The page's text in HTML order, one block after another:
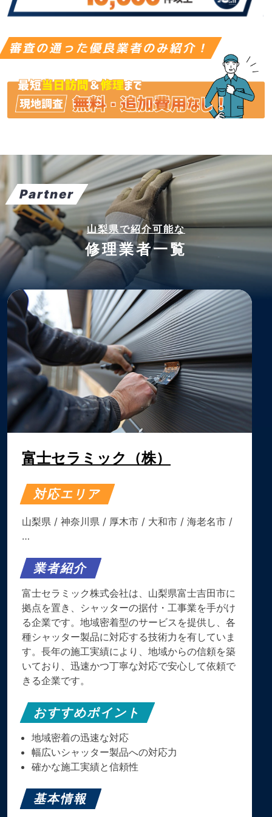
審査の通った優良業者のみ紹介！
Partner
山梨県で紹介可能な
修理業者一覧
富士セラミック（株）
対応エリア
山梨県 / 神奈川県 / 厚木市 / 大和市 / 海老名市 /
…
業者紹介
富士セラミック株式会社は、山梨県富士吉田市に
拠点を置き、シャッターの据付・工事業を手がけ
る企業です。​地域密着型のサービスを提供し、各
種シャッター製品に対応する技術力を有していま
す。​長年の施工実績により、地域からの信頼を築
いており、迅速かつ丁寧な対応で安心して依頼で
きる企業です。​
おすすめポイント
地域密着の迅速な対応
幅広いシャッター製品への対応力
確かな施工実績と信頼性
基本情報